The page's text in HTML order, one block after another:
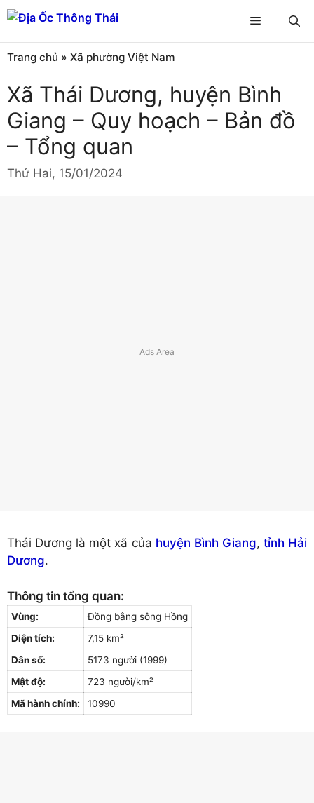
Chuyển
đến
nội
dung
Menu
Trang chủ » Xã phường Việt Nam
Xã Thái Dương, huyện Bình
Giang – Quy hoạch – Bản đồ
– Tổng quan
Thứ Hai, 15/01/2024
Thái Dương là một xã của huyện Bình Giang, tỉnh Hải
Dương.
Thông tin tổng quan:
Vùng:
Đồng bằng sông Hồng
Diện tích:
7,15 km²
Dân số:
5173 người (1999)
Mật độ:
723 người/km²
Mã hành chính:
10990